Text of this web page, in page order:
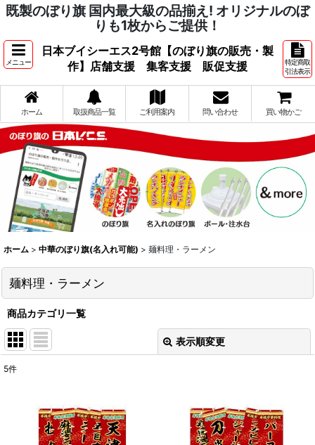
既製のぼり旗 国内最大級の品揃え! オリジナルのぼ
りも1枚からご提供！
メニュー
日本ブイシーエス2号館【のぼり旗の販売・製
作】店舗支援 集客支援 販促支援
特定商取
引法表示
ホーム 取扱商品一覧 ご利用案内 問い合わせ 買い物かご
ホーム > 中華のぼり旗(名入れ可能) > 麺料理・ラーメン
麺料理・ラーメン
商品カテゴリ一覧
表示順変更
並び順:
5件